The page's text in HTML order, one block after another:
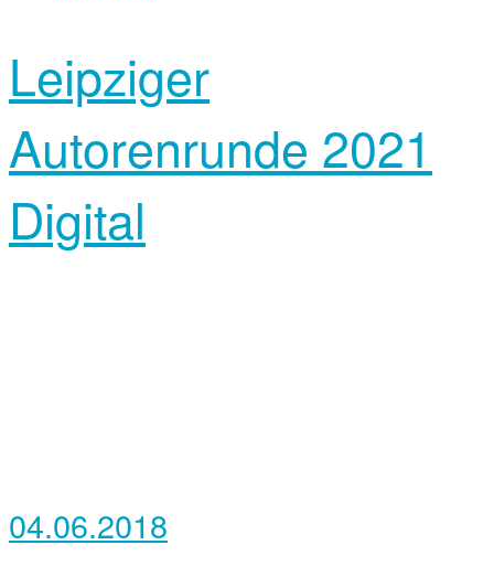
Leipziger
Autorenrunde 2021
Digital
04.06.2018